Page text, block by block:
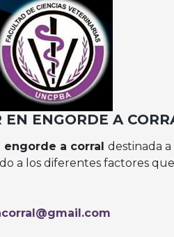
ENGORDE A
engorde a corral destinada
a los diferentes factores